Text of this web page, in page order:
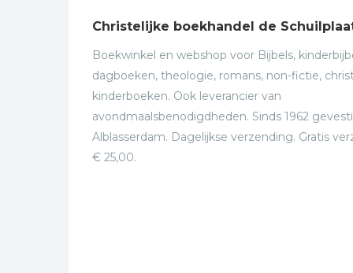
Christelijke boekhandel de
Boekwinkel en webshop voor Bijbels,
dagboeken, theologie, romans, non-fictie,
kinderboeken. Ook leverancier van
avondmaalsbenodigdheden. Sinds 1962
Alblasserdam. Dagelijkse verzending. Gratis
€ 25,00.